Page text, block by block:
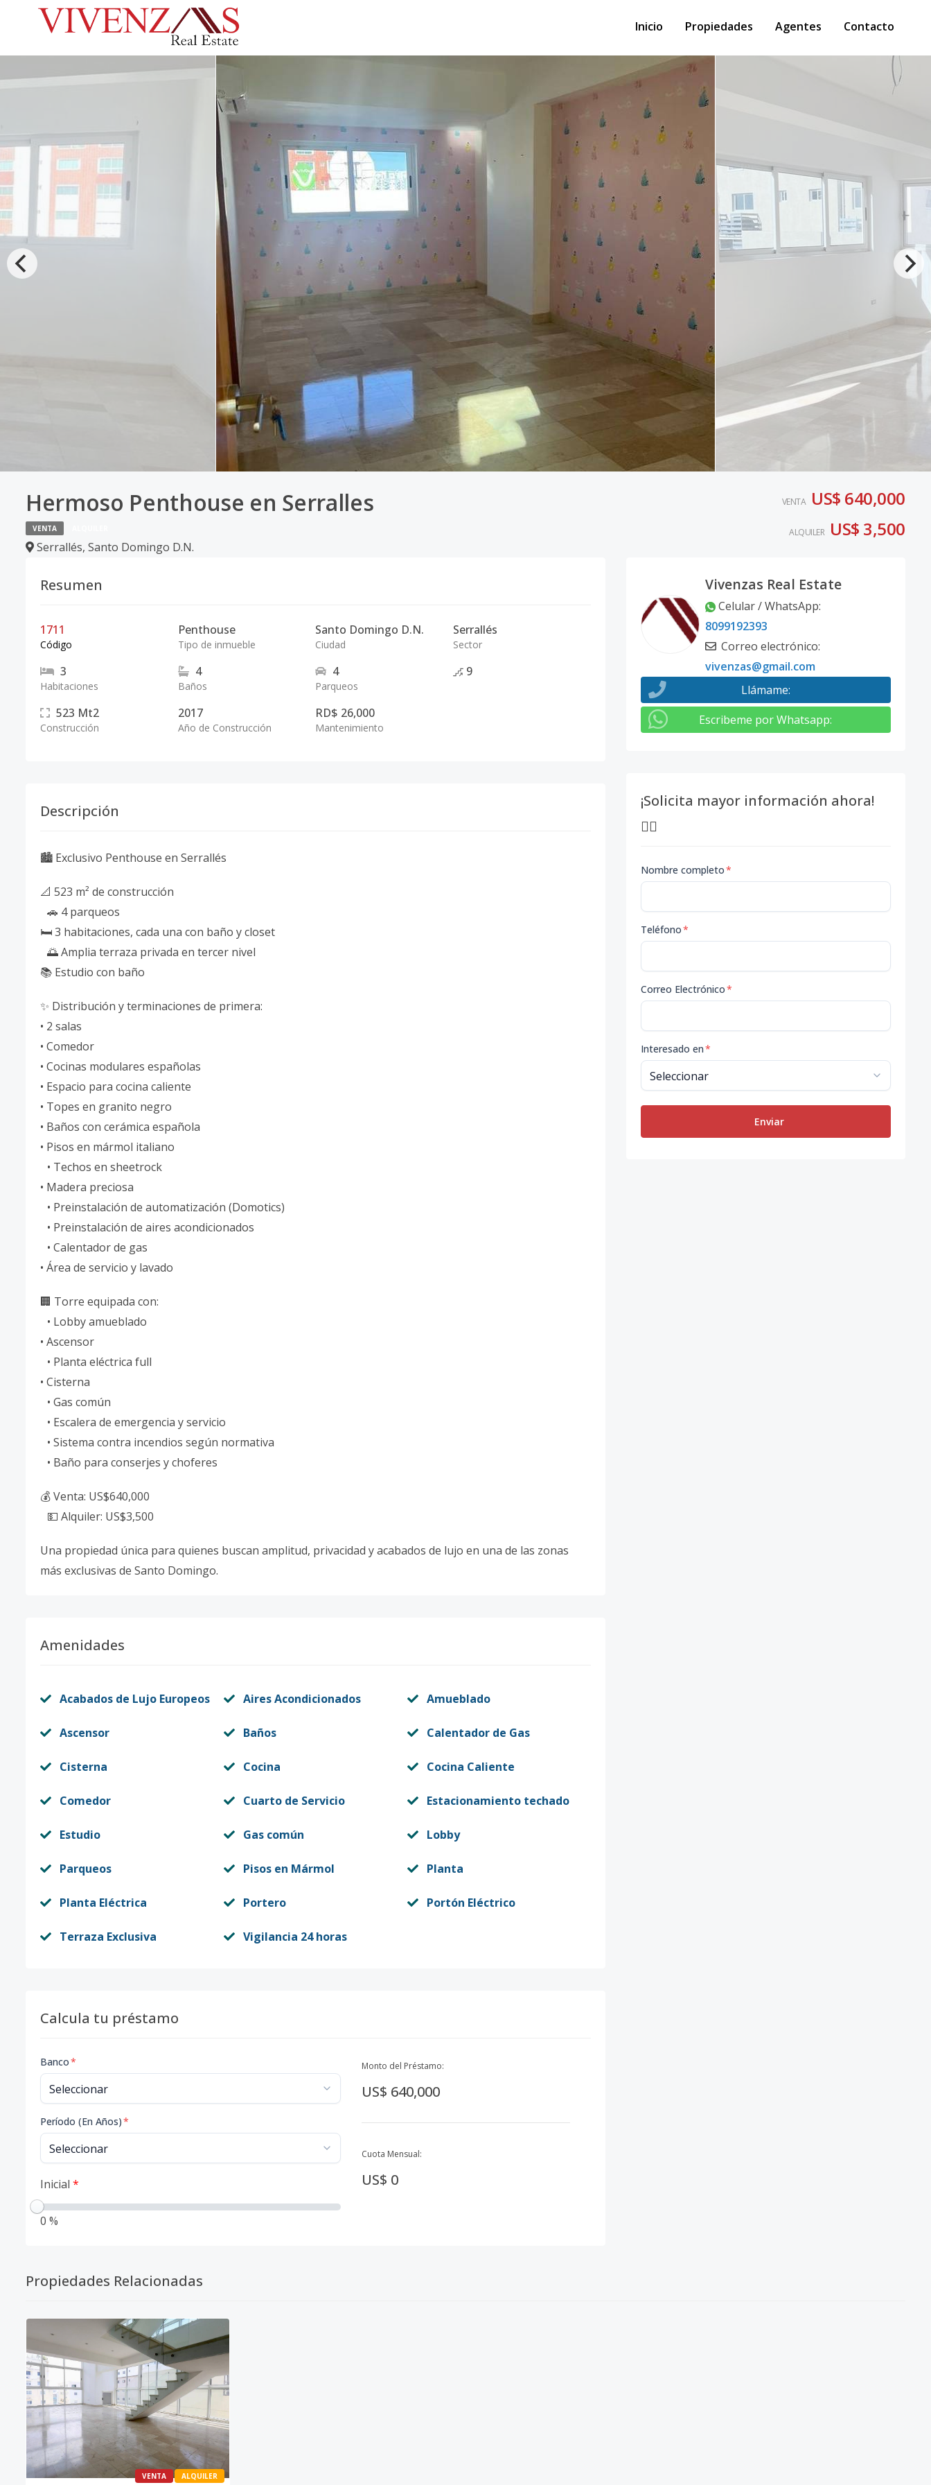
Inicio Propiedades Agentes Contacto
Hermoso Penthouse en Serralles
VENTA
Serrallés, Santo Domingo D.N.
VENTA US$ 640,000
ALQUILER US$ 3,500
Resumen
1711
Código
Penthouse
Tipo de inmueble
Santo Domingo D.N.
Ciudad
Serrallés
Sector
3
Habitaciones
4
Baños
4
Parqueos
9
523 Mt2
Construcción
2017
Año de Construcción
RD$ 26,000
Mantenimiento
Descripción
🏙️ Exclusivo Penthouse en Serrallés
📐 523 m² de construcción
🚗 4 parqueos
🛏️ 3 habitaciones, cada una con baño y closet
🌅 Amplia terraza privada en tercer nivel
📚 Estudio con baño
✨ Distribución y terminaciones de primera:
• 2 salas
• Comedor
• Cocinas modulares españolas
• Espacio para cocina caliente
• Topes en granito negro
• Baños con cerámica española
• Pisos en mármol italiano
• Techos en sheetrock
• Madera preciosa
• Preinstalación de automatización (Domotics)
• Preinstalación de aires acondicionados
• Calentador de gas
• Área de servicio y lavado
🏢 Torre equipada con:
• Lobby amueblado
• Ascensor
• Planta eléctrica full
• Cisterna
• Gas común
• Escalera de emergencia y servicio
• Sistema contra incendios según normativa
• Baño para conserjes y choferes
💰 Venta: US$640,000
💵 Alquiler: US$3,500
Una propiedad única para quienes buscan amplitud, privacidad y acabados de lujo en una de las zonas
más exclusivas de Santo Domingo.
Amenidades
Acabados de Lujo Europeos Aires Acondicionados Amueblado
Ascensor Baños Calentador de Gas
Cisterna Cocina Cocina Caliente
Comedor Cuarto de Servicio Estacionamiento techado
Estudio Gas común Lobby
Parqueos Pisos en Mármol Planta
Planta Eléctrica Portero Portón Eléctrico
Terraza Exclusiva Vigilancia 24 horas
Calcula tu préstamo
Banco*
Período (En Años)*
Inicial *
0 %
Monto del Préstamo:
US$ 640,000
Cuota Mensual:
US$ 0
Vivenzas Real Estate
Celular / WhatsApp:
8099192393
Correo electrónico:
vivenzas@gmail.com
Llámame:
Escribeme por Whatsapp:
¡Solicita mayor información ahora!
👇🏽
Nombre completo*
Teléfono*
Correo Electrónico*
Interesado en*
Enviar
Propiedades Relacionadas
VENTA ALQUILER